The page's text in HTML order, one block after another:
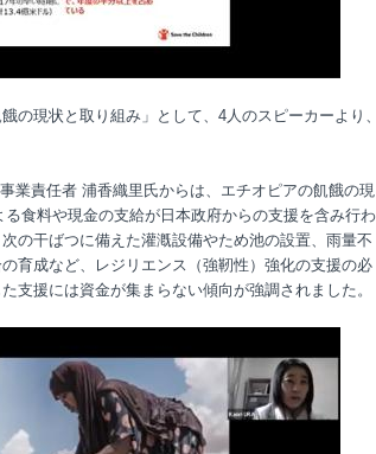
の現状と取り組み」として、 4人のスピーカーより、
業責任者 浦香織里氏からは、エチオピアの飢餓の現
る食料や現金の支給が日本政府からの支援を含み行わ
の干ばつに備えた灌漑設備やため池の設置、雨量不
育成など、レジリエンス（強靭性）強化の支援の必
支援には資金が集まらない傾向が強調されました。